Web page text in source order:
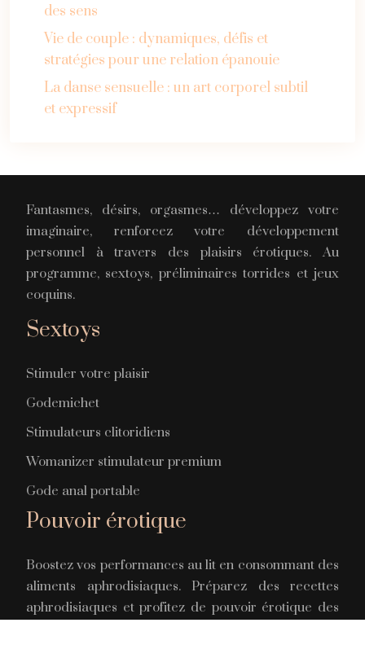
des sens
Vie de couple : dynamiques, défis et
stratégies pour une relation épanouie
La danse sensuelle : un art corporel subtil
et expressif
Fantasmes, désirs, orgasmes… développez votre
imaginaire, renforcez votre développement
personnel à travers des plaisirs érotiques. Au
programme, sextoys, préliminaires torrides et jeux
coquins.
Sextoys
Stimuler votre plaisir
Godemichet
Stimulateurs clitoridiens
Womanizer stimulateur premium
Gode anal portable
Pouvoir érotique
Boostez vos performances au lit en consommant des
aliments aphrodisiaques. Préparez des recettes
aphrodisiaques et profitez de pouvoir érotique des